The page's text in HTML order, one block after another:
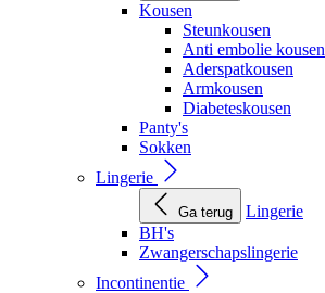
Kousen
Steunkousen
Anti embolie kousen
Aderspatkousen
Armkousen
Diabeteskousen
Panty's
Sokken
Lingerie
Ga terug
Lingerie
BH's
Zwangerschapslingerie
Incontinentie